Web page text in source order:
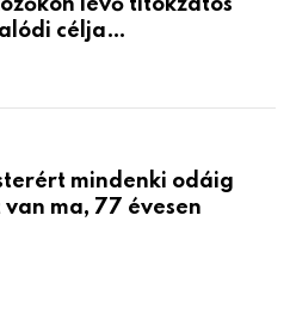
lévő titokzatos
célja…
mindenki odáig
ma, 77 évesen